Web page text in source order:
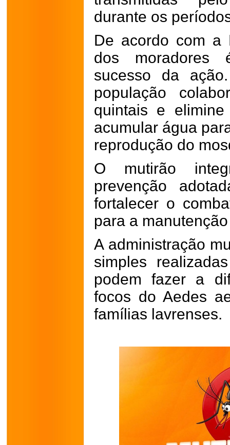
durante os
De acordo com a
dos moradores
sucesso da
população
quintais e
acumular água
reprodução do
O mutirão
prevenção
fortalecer o
para a
A administração
simples
podem fazer a
focos do Aedes
famílias lavrenses.